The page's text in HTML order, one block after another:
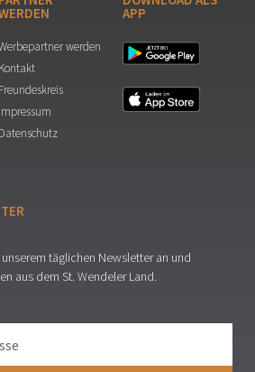
werden
Kontakt
Freundeskreis
Impressum
Datenschutz
APP
täglichen Newsletter an und
aus dem St. Wendeler Land.